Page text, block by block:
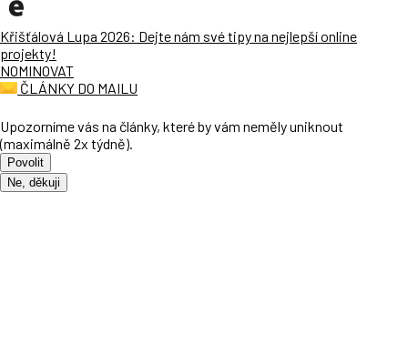
Křišťálová Lupa 2026: Dejte nám své tipy na nejlepší online
projekty!
NOMINOVAT
ČLÁNKY DO MAILU
Upozorníme vás na články, které by vám neměly uniknout
(maximálně 2x týdně).
Povolit
Ne, děkuji